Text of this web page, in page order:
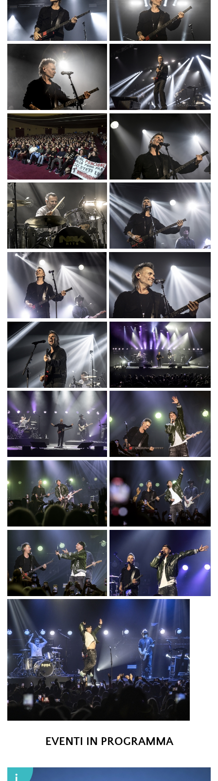
CTF_0027.JPG CTF_0030.JPG
CTF_0038.JPG CTF_0058.JPG
CTF_0070.JPG CTF_0125.JPG
CTF_0133.JPG CTF_0157.JPG
CTF_0159.JPG CTF_0167.JPG
CTF_0199.JPG CTF_0206.JPG
CTF_0225.JPG CTF_0264.JPG
CTF_0268.JPG CTF_0272.JPG
CTF_0276.JPG CTF_0319.JPG
CTF_0377.JPGEVENTI IN PROGRAMMA